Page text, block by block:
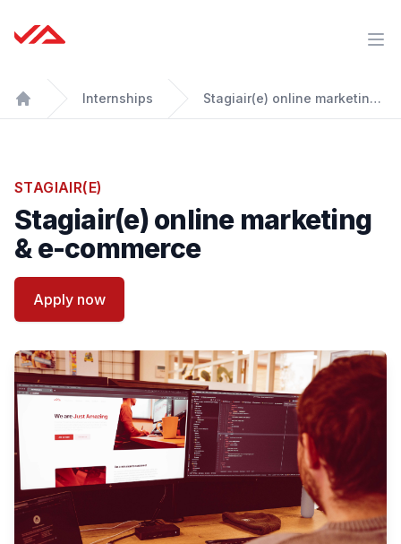
Just Amazing B.V.
Home
Internships Stagiair(e) online marketing & e-commerce
STAGIAIR(E)
Stagiair(e) online marketing
& e-commerce
Apply now